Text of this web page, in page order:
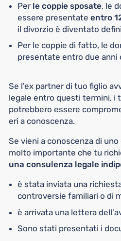
Per le coppie sposate, le
essere presentate entro
il divorzio è diventato
Per le coppie di fatto, le
presentate entro due anni
Se l'ex partner di tuo figlio
legale entro questi termini, i
potrebbero essere
eri a conoscenza.
Se vieni a conoscenza di
molto importante che tu
una consulenza legale
è stata inviata una
controversie familiari o di
è arrivata una lettera
Sono stati presentati i